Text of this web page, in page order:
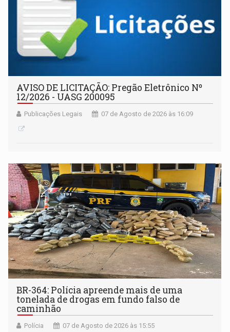
AVISO DE LICITAÇÃO: Pregão Eletrônico Nº
12/2026 - UASG 200095
Publicações Legais 07 de Agosto de 2026 às 16:09
BR-364: Polícia apreende mais de uma
tonelada de drogas em fundo falso de
caminhão
Polícia 07 de Agosto de 2026 às 15:55